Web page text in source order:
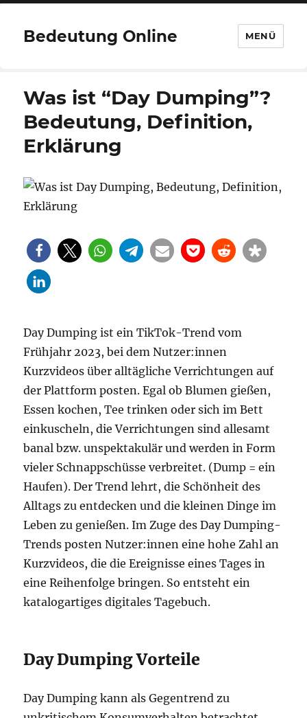
Bedeutung Online MENÜ
Was ist “Day Dumping”?
Bedeutung, Definition,
Erklärung
Day Dumping ist ein TikTok-Trend vom
Frühjahr 2023, bei dem Nutzer:innen
Kurzvideos über alltägliche Verrichtungen auf
der Plattform posten. Egal ob Blumen gießen,
Essen kochen, Tee trinken oder sich im Bett
einkuscheln, die Verrichtungen sind allesamt
banal bzw. unspektakulär und werden in Form
vieler Schnappschüsse verbreitet. (Dump = ein
Haufen). Der Trend lehrt, die Schönheit des
Alltags zu entdecken und die kleinen Dinge im
Leben zu genießen. Im Zuge des Day Dumping-
Trends posten Nutzer:innen eine hohe Zahl an
Kurzvideos, die die Ereignisse eines Tages in
eine Reihenfolge bringen. So entsteht ein
katalogartiges digitales Tagebuch.
Day Dumping Vorteile
Day Dumping kann als Gegentrend zu